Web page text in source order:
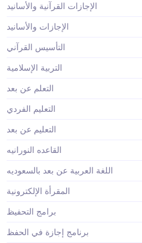
الإجازات القرآنية والأسانيد
الإجازات والأسانيد
التأسيس القرآني
التربية الإسلامية
التعلم عن بعد
التعليم الفردي
التعليم عن بعد
القاعده النورانيه
اللغة العربية عن بعد بالسعوديه
المقرأة الإلكترونية
برامج التحفيظ
برنامج إجازة في الحفظ